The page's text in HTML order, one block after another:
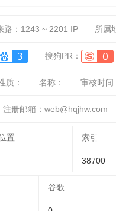
路： 1243 ~ 2201 IP 所属
搜狗PR：
质： 名称： 审核时间
注册邮箱：web@hqjhw.com
置 索引
38700
谷歌